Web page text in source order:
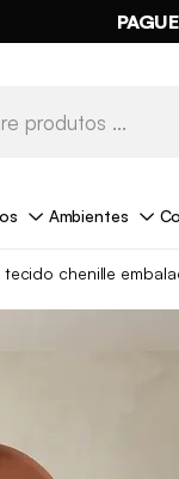
Ambientes
tecido chenille